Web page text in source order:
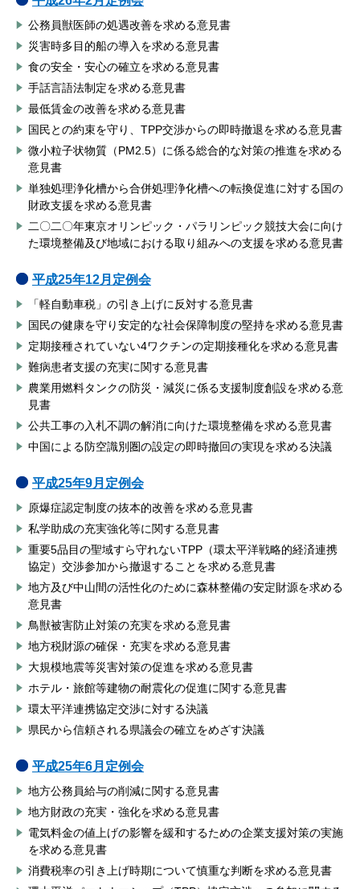
公務員獣医師の処遇改善を求める意見書
災害時多目的船の導入を求める意見書
食の安全・安心の確立を求める意見書
手話言語法制定を求める意見書
最低賃金の改善を求める意見書
国民との約束を守り、TPP交渉からの即時撤退を求める意見書
微小粒子状物質（PM2.5）に係る総合的な対策の推進を求める
意見書
単独処理浄化槽から合併処理浄化槽への転換促進に対する国の
財政支援を求める意見書
二〇二〇年東京オリンピック・パラリンピック競技大会に向け
た環境整備及び地域における取り組みへの支援を求める意見書
平成25年12月定例会
「軽自動車税」の引き上げに反対する意見書
国民の健康を守り安定的な社会保障制度の堅持を求める意見書
定期接種されていない4ワクチンの定期接種化を求める意見書
難病患者支援の充実に関する意見書
農業用燃料タンクの防災・減災に係る支援制度創設を求める意
見書
公共工事の入札不調の解消に向けた環境整備を求める意見書
中国による防空識別圏の設定の即時撤回の実現を求める決議
平成25年9月定例会
原爆症認定制度の抜本的改善を求める意見書
私学助成の充実強化等に関する意見書
重要5品目の聖域すら守れないTPP（環太平洋戦略的経済連携
協定）交渉参加から撤退することを求める意見書
地方及び中山間の活性化のために森林整備の安定財源を求める
意見書
鳥獣被害防止対策の充実を求める意見書
地方税財源の確保・充実を求める意見書
大規模地震等災害対策の促進を求める意見書
ホテル・旅館等建物の耐震化の促進に関する意見書
環太平洋連携協定交渉に対する決議
県民から信頼される県議会の確立をめざす決議
平成25年6月定例会
地方公務員給与の削減に関する意見書
地方財政の充実・強化を求める意見書
電気料金の値上げの影響を緩和するための企業支援対策の実施
を求める意見書
消費税率の引き上げ時期について慎重な判断を求める意見書